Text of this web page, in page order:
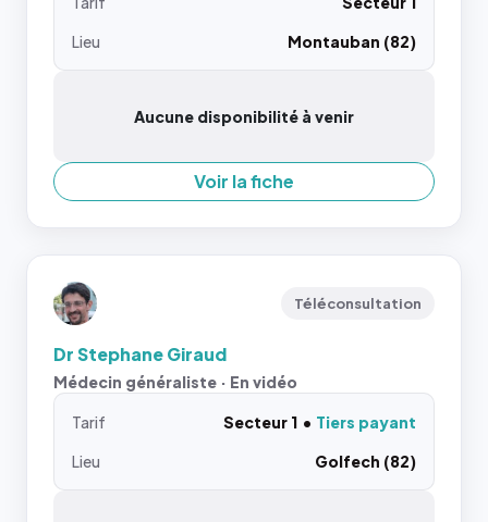
Lieu
Montauban (82)
Aucune disponibilité à venir
Voir la fiche
Téléconsultation
Dr Stephane Giraud
Médecin généraliste · En vidéo
Tarif Secteur 1
Tiers payant
Lieu
Golfech (82)